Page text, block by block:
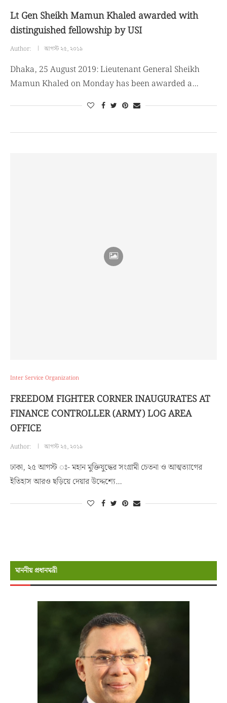
Lt Gen Sheikh Mamun Khaled awarded with
distinguished fellowship by USI
Author: আগস্ট ২৫, ২০১৯
Dhaka, 25 August 2019: Lieutenant General Sheikh
Mamun Khaled on Monday has been awarded a…
Inter Service Organization
FREEDOM FIGHTER CORNER INAUGURATES AT
FINANCE CONTROLLER (ARMY) LOG AREA
OFFICE
Author: আগস্ট ২৫, ২০১৯
ঢাকা, ২৫ আগস্ট ঃ- মহান মুক্তিযুদ্ধের সংগ্রামী চেতনা ও আত্মত্যাগের
ইতিহাস আরও ছড়িয়ে দেয়ার উদ্দেশ্যে…
মাননীয় প্রধানমন্রী